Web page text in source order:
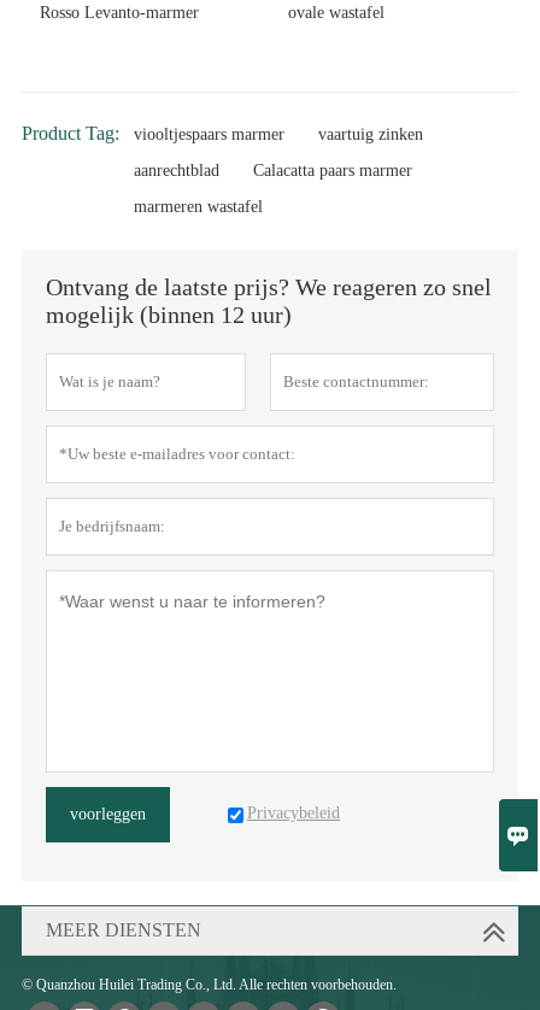

Rosso Levanto-marmer
ovale wastafel
Product Tag: viooltjespaars marmer
vaartuig zinken
aanrechtblad
Calacatta paars marmer
marmeren wastafel
Ontvang de laatste prijs? We reageren zo snel
mogelijk (binnen 12 uur)
voorleggen Privacybeleid
MEER DIENSTEN
© Quanzhou Huilei Trading Co., Ltd. Alle rechten voorbehouden.